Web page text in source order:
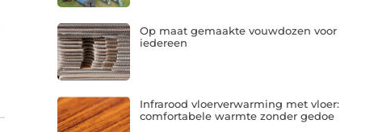
Op maat gemaakte vouwdozen voor
iedereen
Infrarood vloerverwarming met vloer:
comfortabele warmte zonder gedoe